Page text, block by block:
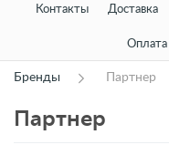
Контакты Доставка
Оплата
Бренды Партнер
Партнер